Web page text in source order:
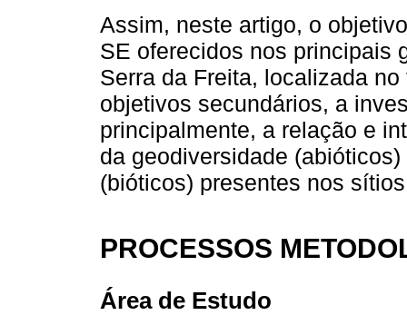
Assim, neste artigo, o
SE oferecidos nos principais
Serra da Freita, localizada
objetivos secundários, a
principalmente, a relação e
da geodiversidade
(bióticos) presentes nos
PROCESSOS
Área de Estudo